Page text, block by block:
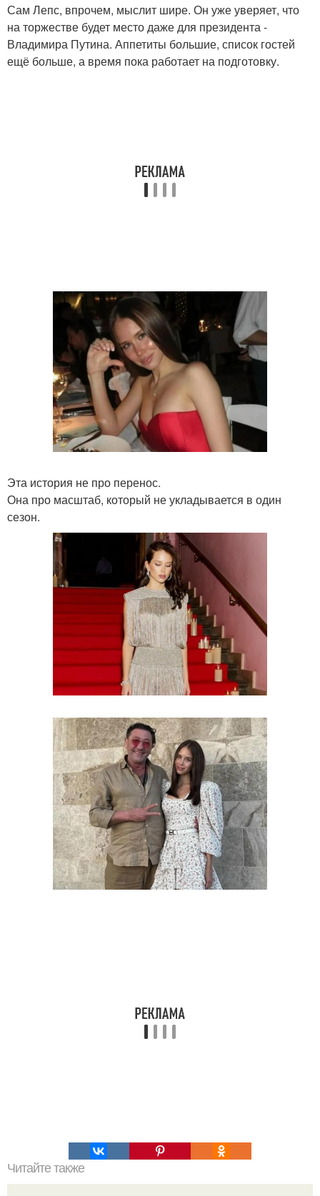
Сам Лепс, впрочем, мыслит шире. Он уже уверяет, что
на торжестве будет место даже для президента -
Владимира Путина. Аппетиты большие, список гостей
ещё больше, а время пока работает на подготовку.
Эта история не про перенос.
Она про масштаб, который не укладывается в один
сезон.
Читайте также